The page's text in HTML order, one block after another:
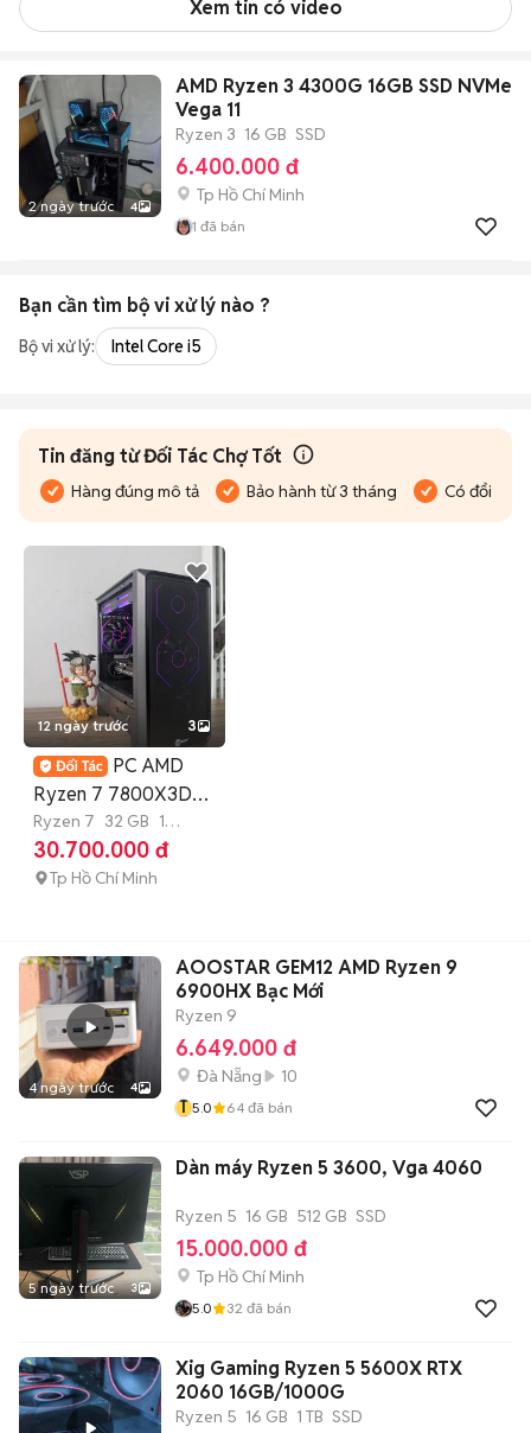
Xem tin có video
2 ngày trước 4
AMD Ryzen 3 4300G 16GB SSD NVMe
Vega 11
Ryzen 3 16 GB SSD
6.400.000 đ
Tp Hồ Chí Minh
1 đã bán
Bạn cần tìm bộ vi xử lý nào ?
Bộ vi xử lý: Intel Core i5
Tin đăng từ Đối Tác Chợ Tốt
Hàng đúng mô tả Bảo hành từ 3 tháng Có đổi trả
12 ngày trước 3
PC AMD
Ryzen 7 7800X3D
32GD5 1TB RTX
5060 8GB
Ryzen 7 32 GB 1
TB
SSD
30.700.000 đ
Tp Hồ Chí Minh
4 ngày trước 4
AOOSTAR GEM12 AMD Ryzen 9
6900HX Bạc Mới
Ryzen 9
6.649.000 đ
Đà Nẵng
10
T 5.0 64 đã bán
5 ngày trước 3
Dàn máy Ryzen 5 3600, Vga 4060
Ryzen 5 16 GB 512 GB SSD
15.000.000 đ
Tp Hồ Chí Minh
5.0 32 đã bán
Xig Gaming Ryzen 5 5600X RTX
2060 16GB/1000G
Ryzen 5 16 GB 1 TB SSD